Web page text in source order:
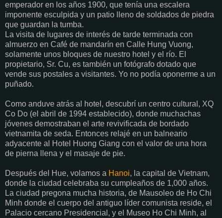
emperador en los años 1900, que tenía una escalera
imponente esculpida y un patio lleno de soldados de piedra
que guardan la tumba.
La visita de lugares de interés de tarde terminada con
almuerzo en Café de mandarín en Calle Hung Vuong,
solamente unos bloques de nuestro hotel y el río. El
propietario, Sr. Cu, es también un fotógrafo dotado que
vende sus postales a visitantes. Yo no podía oponerme a un
puñado.
Como anduve atrás al hotel, descubrí un centro cultural, XQ
Co Do (el abril de 1994 establecido), donde muchachas
jóvenes demostraban el arte revivificada de bordado
vietnamita de seda. Entonces relajé en un balneario
adyacente al Hotel Huong Giang con el valor de una hora
de pierna llena y el masaje de pie.
Después del Hue, volamos a Hanoi, la capital de Vietnam,
donde la ciudad celebraba su cumpleaños de 1,000 años.
La ciudad pregona mucha historia, de Mausoleo de Ho Chi
Minh donde el cuerpo del antiguo líder comunista reside, el
Palacio cercano Presidencial, y el Museo Ho Chi Minh, al